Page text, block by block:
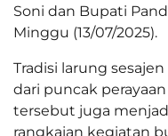
Soni dan Bupati
Minggu (13/07/2025).
Tradisi larung
dari puncak perayaan
tersebut juga
rangkaian kegiatan